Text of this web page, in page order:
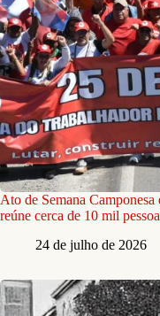
Ato de Semana
reúne cerca de 10 mil
24 de julho de 2026